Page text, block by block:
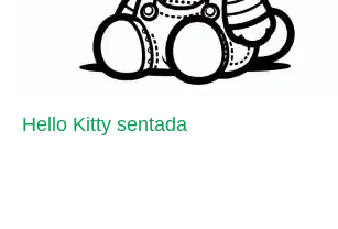
Hello Kitty sentada